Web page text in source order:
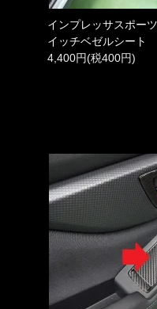
インプレッサスポー
イッチベゼルシート
4,400円(税400円)